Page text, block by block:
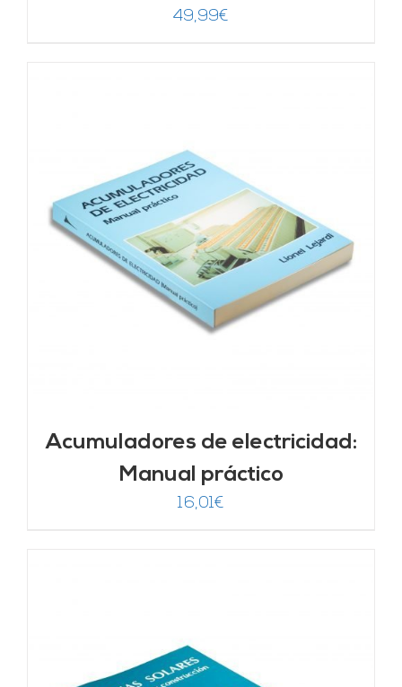
49,99€
Acumuladores de electricidad:
Manual práctico
16,01€